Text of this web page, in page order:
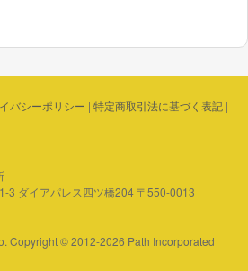
バシーポリシー | 特定商取引法に基づく表記|
3 ダイアパレス四ツ橋204 〒550-0013
Copyright © 2012-2026 Path Incorporated